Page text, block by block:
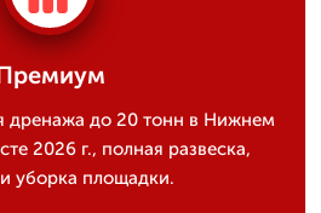
дренажа до 20 тонн в Нижнем
2026 г., полная развеска,
уборка площадки.